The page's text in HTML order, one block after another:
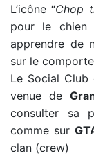
L’icône “Chop
pour le chien
apprendre de
sur le
Le Social
venue de
consulter sa
comme sur
clan (crew)